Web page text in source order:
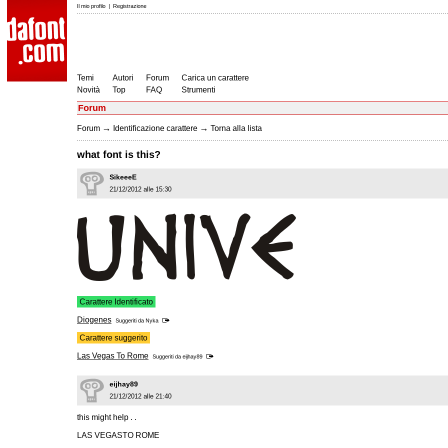
Il mio profilo | Registrazione
Temi
Novità
Autori
Top
Forum
FAQ
Carica un carattere
Strumenti
Forum
Forum → Identificazione carattere → Torna alla lista
what font is this?
SikeeeE
21/12/2012 alle 15:30
Carattere Identificato
Diogenes Suggeriti da Nyka
Carattere suggerito
Las Vegas To Rome Suggeriti da eijhay89
eijhay89
21/12/2012 alle 21:40
this might help . .
LAS VEGASTO ROME